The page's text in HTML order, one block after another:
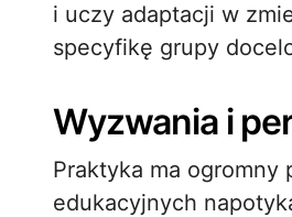
i uczy adaptacji w
specyfikę grupy
Wyzwania i
Praktyka ma ogromny
edukacyjnych